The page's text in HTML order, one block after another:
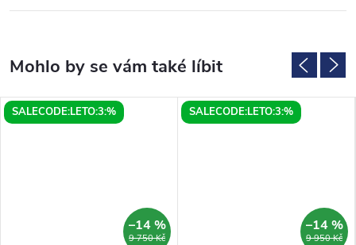
SALECODE:LETO:3:%
9 750 Kč
–14 %
SALECODE:LETO:3:%
9 950 Kč
–14 %